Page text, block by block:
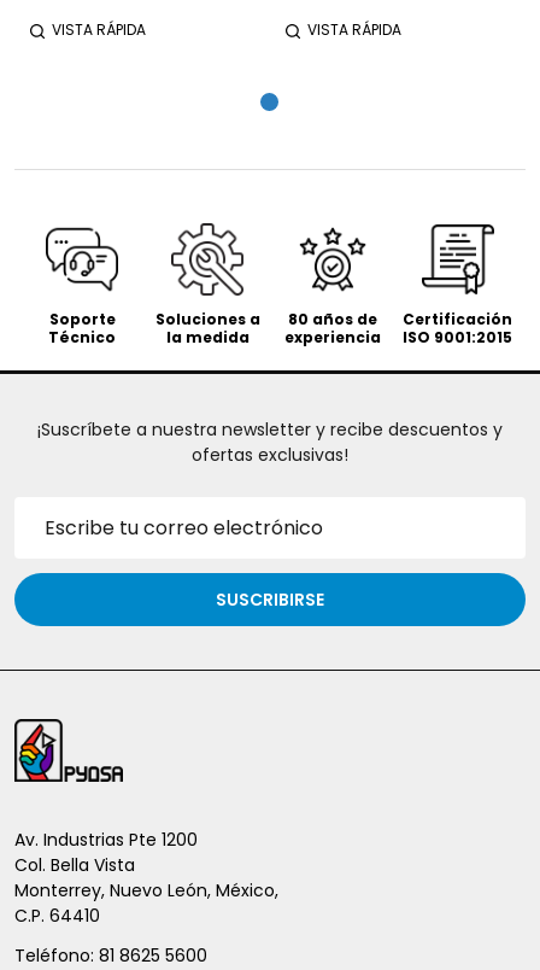
VISTA RÁPIDA VISTA RÁPIDA
Soporte
Técnico
Soluciones a
la medida
80 años de
experiencia
Certificación
ISO 9001:2015
¡Suscríbete a nuestra newsletter y recibe descuentos y
ofertas exclusivas!
correo
electrónico
SUSCRIBIRSE
Inicio
del
de
página
Av. Industrias Pte 1200
Col. Bella Vista
Monterrey, Nuevo León, México,
C.P. 64410
Teléfono: 81 8625 5600